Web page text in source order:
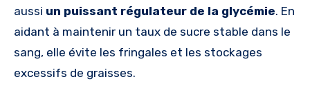
aussi un puissant régulateur de la glycémie. En
aidant à maintenir un taux de sucre stable dans le
sang, elle évite les fringales et les stockages
excessifs de graisses.